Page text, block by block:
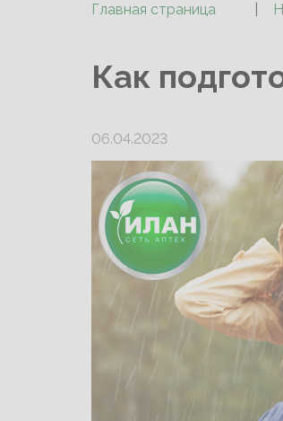
Главная страница
Как
06.04.2023